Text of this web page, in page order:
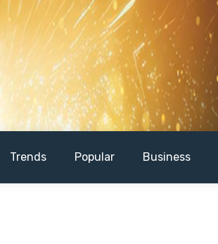
Trends Popular Business